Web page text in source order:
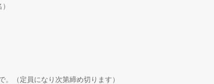
。（定員になり次第締め切ります）